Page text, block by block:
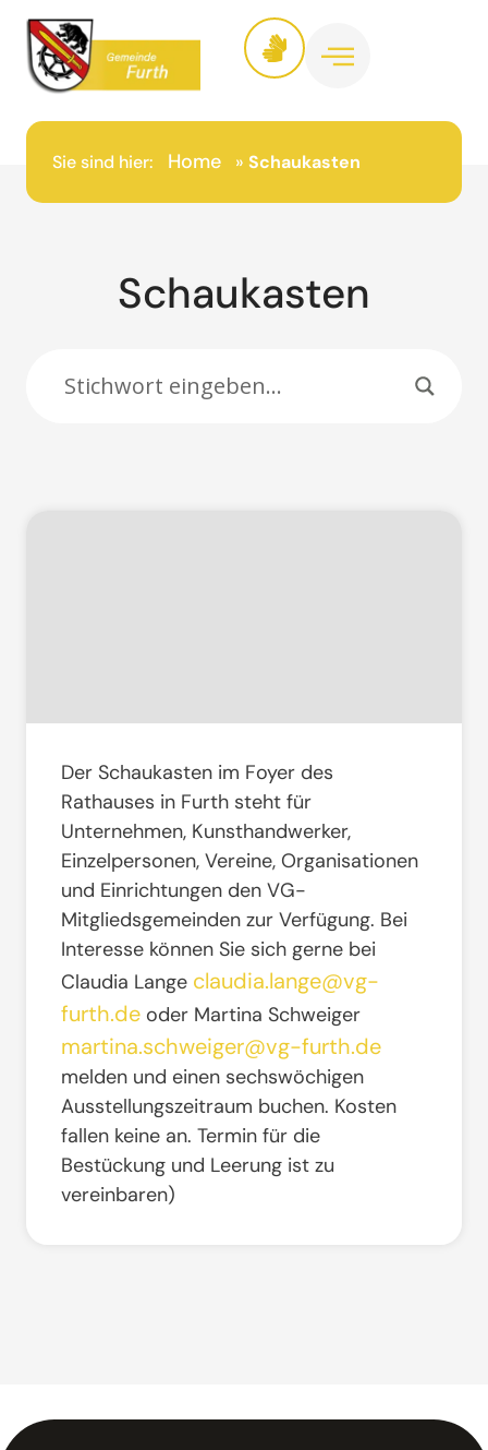
springen
Sie sind hier: Home » Schaukasten
Schaukasten
Der Schaukasten im Foyer des
Rathauses in Furth steht für
Unternehmen, Kunsthandwerker,
Einzelpersonen, Vereine, Organisationen
und Einrichtungen den VG-
Mitgliedsgemeinden zur Verfügung. Bei
Interesse können Sie sich gerne bei
Claudia Lange claudia.lange@vg-
furth.de oder Martina Schweiger
martina.schweiger@vg-furth.de
melden und einen sechswöchigen
Ausstellungszeitraum buchen. Kosten
fallen keine an. Termin für die
Bestückung und Leerung ist zu
vereinbaren)